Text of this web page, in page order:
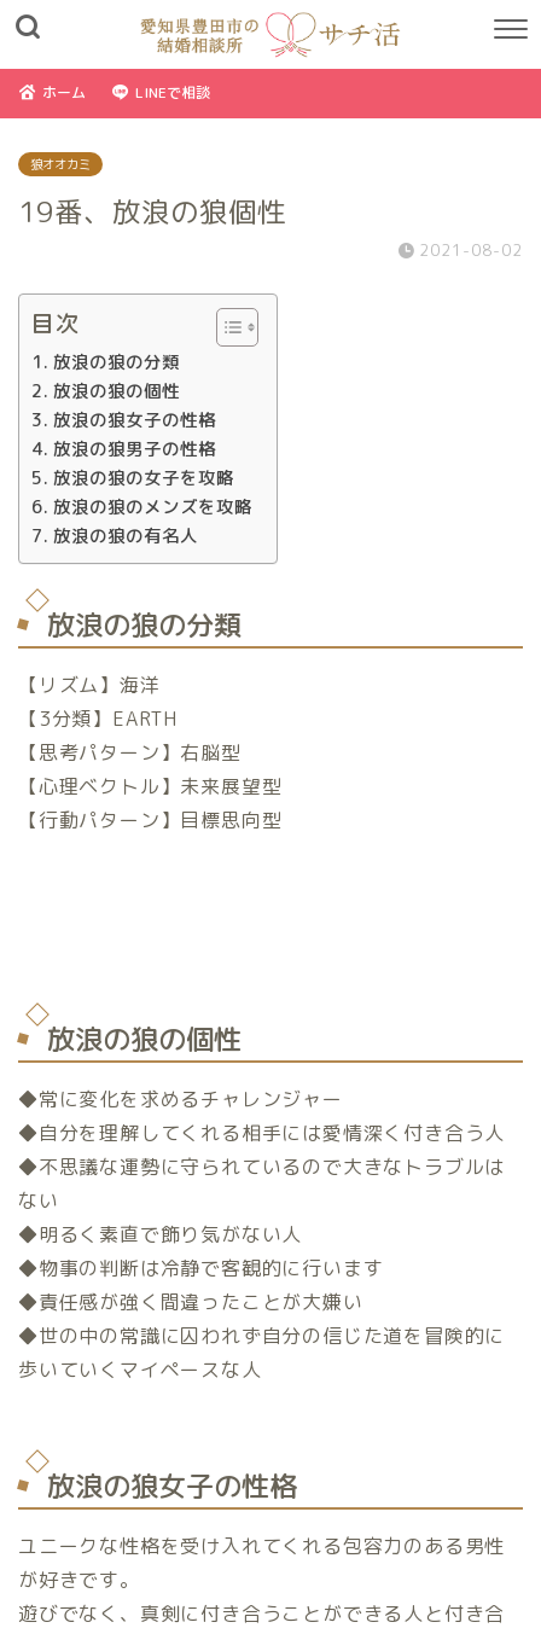
ホーム LINEで相談
狼オオカミ
19番、放浪の狼個性
2021-08-02
目次
放浪の狼の分類
放浪の狼の個性
放浪の狼女子の性格
放浪の狼男子の性格
放浪の狼の女子を攻略
放浪の狼のメンズを攻略
放浪の狼の有名人
放浪の狼の分類
【リズム】海洋
【3分類】EARTH
【思考パターン】右脳型
【心理ベクトル】未来展望型
【行動パターン】目標思向型
放浪の狼の個性
◆常に変化を求めるチャレンジャー
◆自分を理解してくれる相手には愛情深く付き合う人
◆不思議な運勢に守られているので大きなトラブルは
ない
◆明るく素直で飾り気がない人
◆物事の判断は冷静で客観的に行います
◆責任感が強く間違ったことが大嫌い
◆世の中の常識に囚われず自分の信じた道を冒険的に
歩いていくマイペースな人
放浪の狼女子の性格
ユニークな性格を受け入れてくれる包容力のある男性
が好きです。
遊びでなく、真剣に付き合うことができる人と付き合